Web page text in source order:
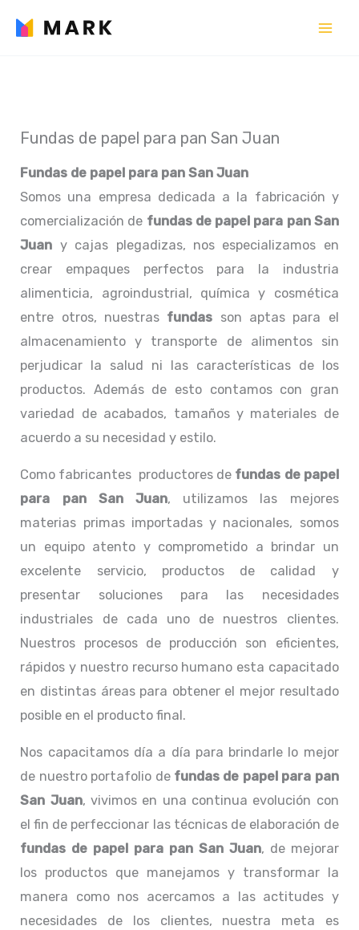
Fundas de papel para pan San Juan
Fundas de papel para pan San Juan
Somos una empresa dedicada a la fabricación y
comercialización de fundas de papel para pan San
Juan y cajas plegadizas, nos especializamos en
crear empaques perfectos para la industria
alimenticia, agroindustrial, química y cosmética
entre otros, nuestras fundas son aptas para el
almacenamiento y transporte de alimentos sin
perjudicar la salud ni las características de los
productos. Además de esto contamos con gran
variedad de acabados, tamaños y materiales de
acuerdo a su necesidad y estilo.
Como fabricantes productores de fundas de papel
para pan San Juan, utilizamos las mejores
materias primas importadas y nacionales, somos
un equipo atento y comprometido a brindar un
excelente servicio, productos de calidad y
presentar soluciones para las necesidades
industriales de cada uno de nuestros clientes.
Nuestros procesos de producción son eficientes,
rápidos y nuestro recurso humano esta capacitado
en distintas áreas para obtener el mejor resultado
posible en el producto final.
Nos capacitamos día a día para brindarle lo mejor
de nuestro portafolio de fundas de papel para pan
San Juan, vivimos en una continua evolución con
el fin de perfeccionar las técnicas de elaboración de
fundas de papel para pan San Juan, de mejorar
los productos que manejamos y transformar la
manera como nos acercamos a las actitudes y
necesidades de los clientes, nuestra meta es